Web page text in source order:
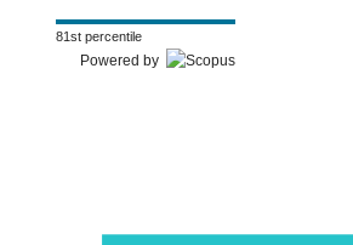
81st percentile
Powered by